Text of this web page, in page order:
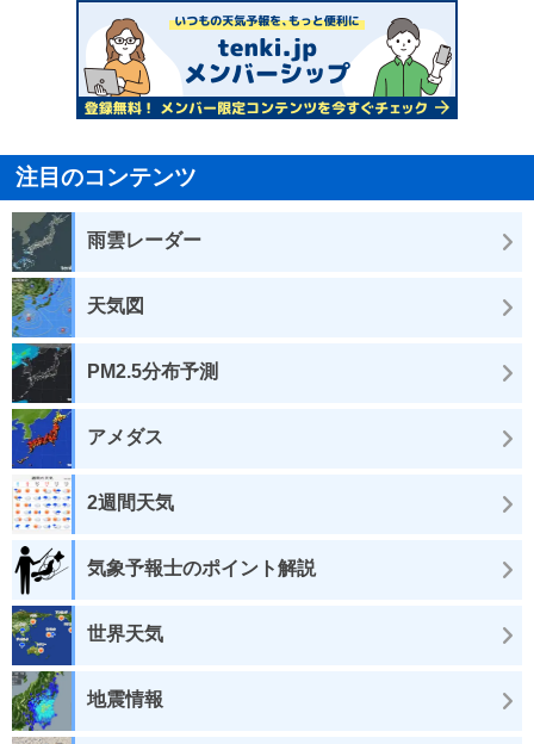
注目のコンテンツ
雨雲レーダー
天気図
PM2.5分布予測
アメダス
2週間天気
気象予報士のポイント解説
世界天気
地震情報